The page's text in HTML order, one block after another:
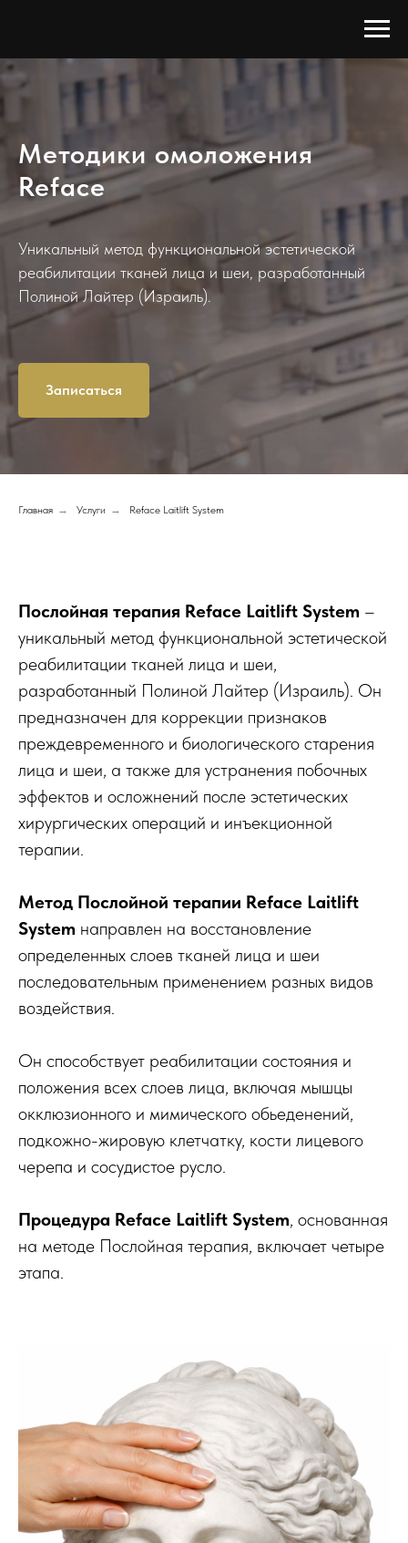
Методики омоложения
Reface
Уникальный метод функциональной эстетической
реабилитации тканей лица и шеи, разработанный
Полиной Лайтер (Израиль).
Записаться
Главная → Услуги → Reface Laitlift System
Послойная терапия Reface Laitlift System –
уникальный метод функциональной эстетической
реабилитации тканей лица и шеи,
разработанный Полиной Лайтер (Израиль). Он
предназначен для коррекции признаков
преждевременного и биологического старения
лица и шеи, а также для устранения побочных
эффектов и осложнений после эстетических
хирургических операций и инъекционной
терапии.
Метод Послойной терапии Reface Laitlift
System направлен на восстановление
определенных слоев тканей лица и шеи
последовательным применением разных видов
воздействия.
Он способствует реабилитации состояния и
положения всех слоев лица, включая мышцы
окклюзионного и мимического обьеденений,
подкожно-жировую клетчатку, кости лицевого
черепа и сосудистое русло.
Процедура Reface Laitlift System, основанная
на методе Послойная терапия, включает четыре
этапа.